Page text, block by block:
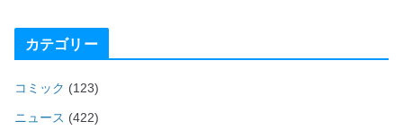
カテゴリー
コミック (123)
ニュース (422)